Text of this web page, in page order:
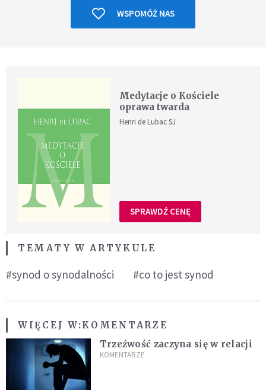
WSPOMÓŻ NAS
Medytacje o Kościele
oprawa twarda
Henri de Lubac SJ
SPRAWDŹ CENĘ
TEMATY W ARTYKULE
#synod o synodalności #co to jest synod
WIĘCEJ W:KOMENTARZE
Trzeźwość zaczyna się w relacji
KOMENTARZE